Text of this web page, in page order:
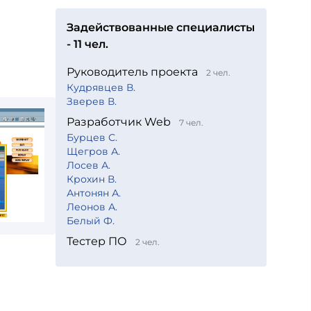
Задействованные специалисты
- 11 чел.
Руководитель проекта 2 чел.
Кудрявцев В.
Зверев В.
Разработчик Web 7 чел.
Бурцев С.
Щегров А.
Лосев А.
Крохин В.
Антонян А.
Леонов А.
Белый Ф.
Тестер ПО 2 чел.